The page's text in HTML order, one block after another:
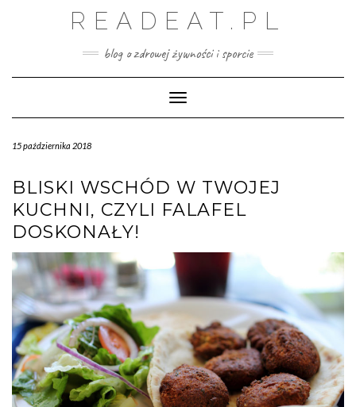
READEAT.PL
blog o zdrowej żywności i sporcie
Toggle Navigation
15 października 2018
BLISKI WSCHÓD W TWOJEJ
KUCHNI, CZYLI FALAFEL
DOSKONAŁY!